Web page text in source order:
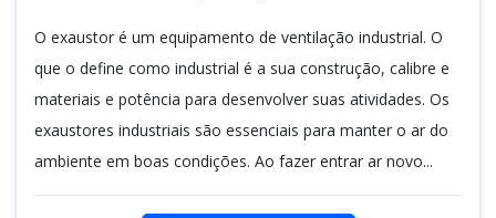
O exaustor é um equipamento de ventilação industrial. O
que o define como industrial é a sua construção, calibre e
materiais e potência para desenvolver suas atividades. Os
exaustores industriais são essenciais para manter o ar do
ambiente em boas condições. Ao fazer entrar ar novo...